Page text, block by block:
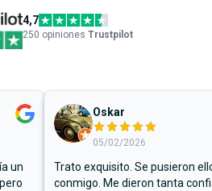
4,7
250 opiniones Trustpilot
un
Oskar
05/02/2026
Trato exquisito. Se pusieron
conmigo. Me dieron tanta